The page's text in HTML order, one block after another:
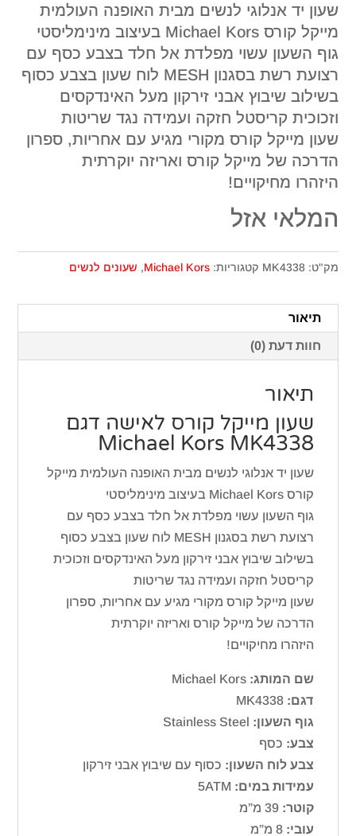
שעון יד אנלוגי לנשים מבית האופנה העולמית
מייקל קורס Michael Kors בעיצוב מינימליסטי
גוף השעון עשוי מפלדת אל חלד בצבע כסף עם
רצועת רשת בסגנון MESH לוח שעון בצבע כסוף
בשילוב שיבוץ אבני זירקון מעל האינדקסים
וזכוכית קריסטל חזקה ועמידה נגד שריטות
שעון מייקל קורס מקורי מגיע עם אחריות, ספרון
הדרכה של מייקל קורס ואריזה יוקרתית
היזהרו מחיקויים!
המלאי אזל
מק"ט:MK4338 קטגוריות:Michael Kors
, שעונים לנשים
תיאור
חוות דעת (0)
תיאור
שעון מייקל קורס ‏לאישה דגם
Michael Kors MK4338
שעון יד אנלוגי לנשים מבית האופנה העולמית מייקל
קורס Michael Kors בעיצוב מינימליסטי
גוף השעון עשוי מפלדת אל חלד בצבע כסף עם
רצועת רשת בסגנון MESH לוח שעון בצבע כסוף
בשילוב שיבוץ אבני זירקון מעל האינדקסים וזכוכית
קריסטל חזקה ועמידה נגד שריטות
שעון מייקל קורס מקורי מגיע עם אחריות, ספרון
הדרכה של מייקל קורס ואריזה יוקרתית
היזהרו מחיקויים!
שם המותג: Michael Kors
דגם:MK4338
גוף השעון: Stainless Steel
צבע: כסף
צבע לוח השעון: כסוף עם שיבוץ אבני זירקון
עמידות במים:
קוטר: 39 מ”מ
עובי: 8 מ”מ